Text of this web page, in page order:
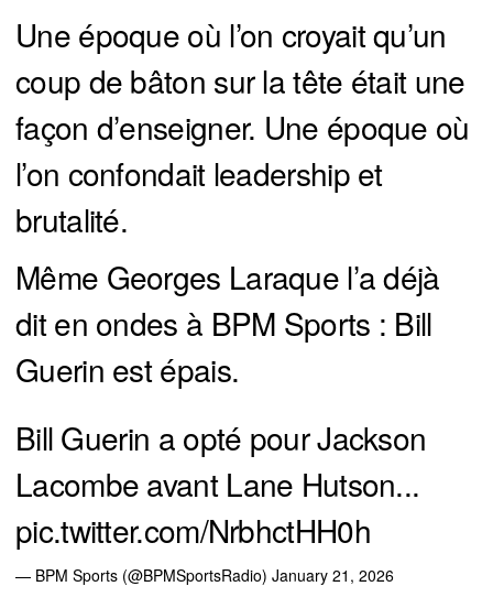
Une époque où l’on croyait qu’un
coup de bâton sur la tête était une
façon d’enseigner. Une époque où
l’on confondait leadership et
brutalité.
Même Georges Laraque l’a déjà
dit en ondes à BPM Sports : Bill
Guerin est épais.
Bill Guerin a opté pour Jackson
Lacombe avant Lane Hutson...
pic.twitter.com/NrbhctHH0h
— BPM Sports (@BPMSportsRadio) January 21, 2026